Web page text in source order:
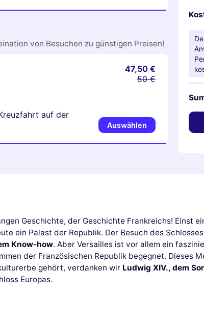
von Besuchen zu günstigen Preisen!
auf der
47,50 €
50 €
Auswählen
Geschichte, der Geschichte Frankreichs! Einst
ein Palast der Republik. Der Besuch des
Know-how. Aber Versailles ist vor allem ein
der Französischen Republik begegnet. Dieses
gehört, verdanken wir Ludwig XIV., dem
Europas.